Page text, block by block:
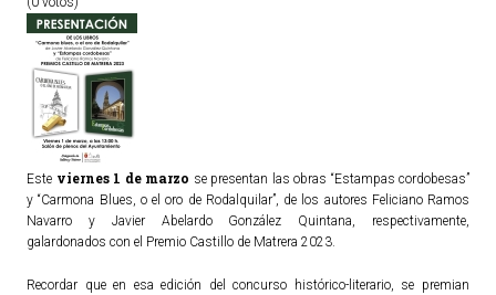
Este viernes 1 de marzo se presentan las obras “Estampas cordobesas”
y “Carmona Blues, o el oro de Rodalquilar”, de los autores Feliciano Ramos
Navarro y Javier Abelardo González Quintana, respectivamente,
galardonados con el Premio Castillo de Matrera 2023.
Recordar que en esa edición del concurso histórico-literario, se premian